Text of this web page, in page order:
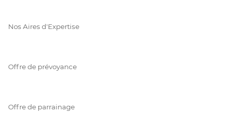
Nos Aires d'Expertise
Offre de prévoyance
Offre de parrainage